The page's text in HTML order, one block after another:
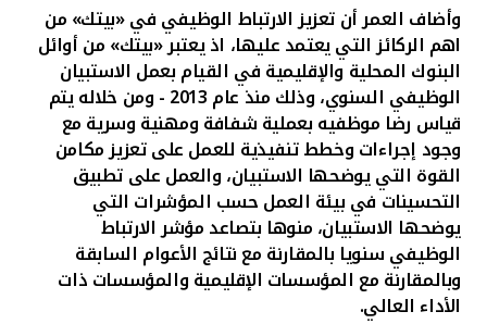
وأضاف العمر أن تعزيز الارتباط الوظيفي في «بيتك» من
اهم الركائز التي يعتمد عليها، اذ يعتبر «بيتك» من أوائل
البنوك المحلية والإقليمية في القيام بعمل الاستبيان
الوظيفي السنوي، وذلك منذ عام 2013 - ومن خلاله يتم
قياس رضا موظفيه بعملية شفافة ومهنية وسرية مع
وجود إجراءات وخطط تنفيذية للعمل على تعزيز مكامن
القوة التي يوضحها الاستبيان، والعمل على تطبيق
التحسينات في بيئة العمل حسب المؤشرات التي
يوضحها الاستبيان، منوها بتصاعد مؤشر الارتباط
الوظيفي سنويا بالمقارنة مع نتائج الأعوام السابقة
وبالمقارنة مع المؤسسات الإقليمية والمؤسسات ذات
الأداء العالي.